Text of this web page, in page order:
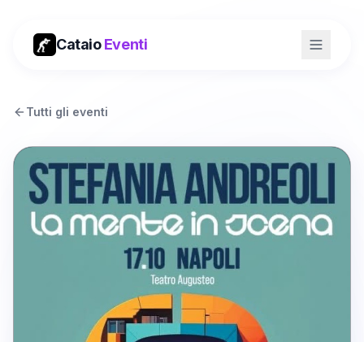
CataioEventi
Tutti gli eventi